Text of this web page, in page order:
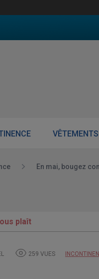
VÊTEMENTS
En mai, bougez
plaît
259 VUES